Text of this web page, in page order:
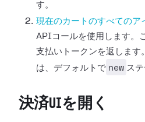
す。
現在のカートのすべてのア
APIコールを使用します。
支払いトークンを返します
は、デフォルトで new ス
決済UIを開く